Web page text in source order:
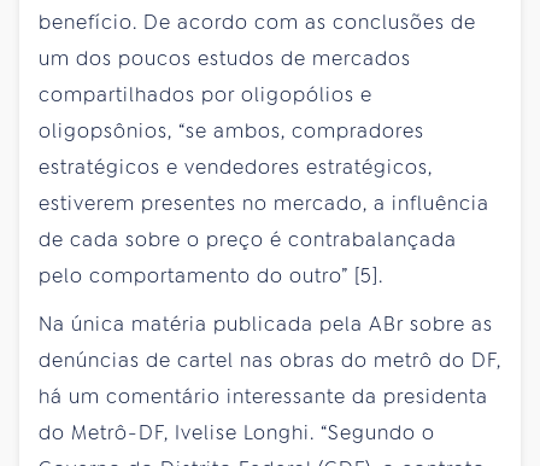
benefício. De acordo com as conclusões de
um dos poucos estudos de mercados
compartilhados por oligopólios e
oligopsônios, “se ambos, compradores
estratégicos e vendedores estratégicos,
estiverem presentes no mercado, a influência
de cada sobre o preço é contrabalançada
pelo comportamento do outro” [5].
Na única matéria publicada pela ABr sobre as
denúncias de cartel nas obras do metrô do DF,
há um comentário interessante da presidenta
do Metrô-DF, Ivelise Longhi. “Segundo o